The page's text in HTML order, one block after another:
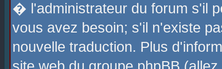
� l'administrateur du forum s'il
vous avez besoin; s'il n'existe
nouvelle traduction. Plus